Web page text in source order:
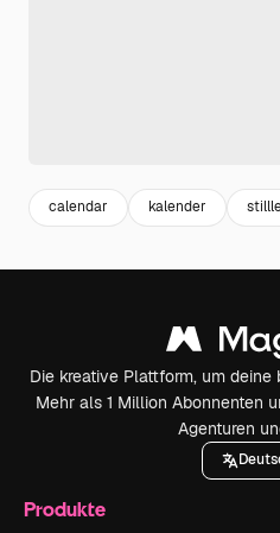
calendar kalender
Die kreative Plattform, um
Mehr als 1 Million Abonnenten
Agenturen
Produkte